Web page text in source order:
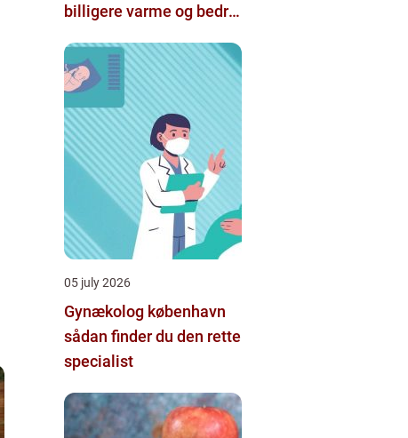
billigere varme og bedre
05 july 2026
Gynækolog københavn
sådan finder du den rette
specialist